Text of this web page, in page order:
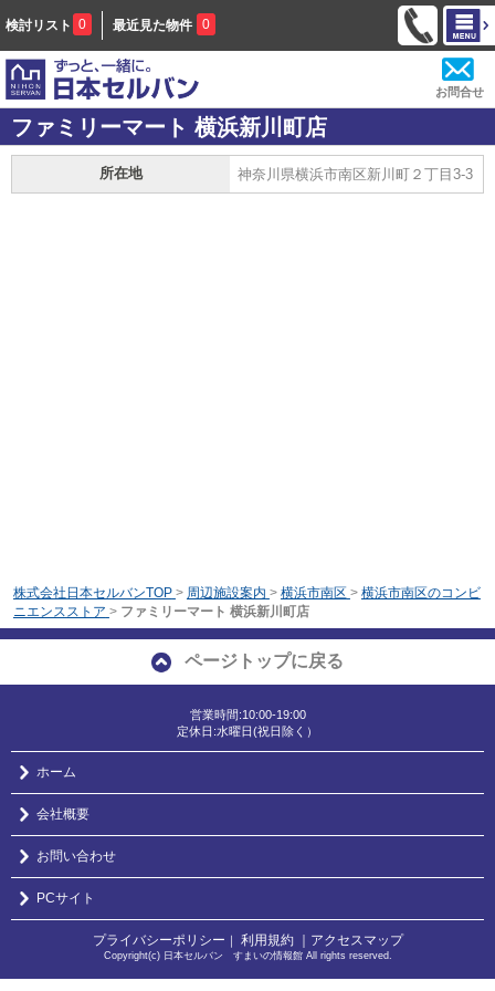
検討リスト 0 最近見た物件 0
お問合せ
ファミリーマート 横浜新川町店
所在地 神奈川県横浜市南区新川町２丁目3-3
株式会社日本セルバンTOP > 周辺施設案内 > 横浜市南区 > 横浜市南区のコンビ
ニエンスストア > ファミリーマート 横浜新川町店
ページトップに戻る
営業時間:10:00-19:00
定休日:水曜日(祝日除く）
ホーム
会社概要
お問い合わせ
PCサイト
プライバシーポリシー 利用規約 ｜アクセスマップ
Copyright(c) 日本セルバン すまいの情報館 All rights reserved.